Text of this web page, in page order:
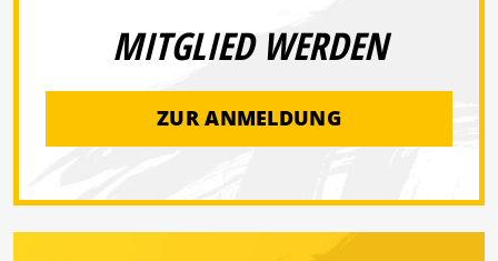
MITGLIED WERDEN
ZUR ANMELDUNG